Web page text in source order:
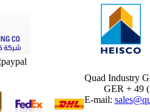
Quad Industry
GER + 49
E-mail: